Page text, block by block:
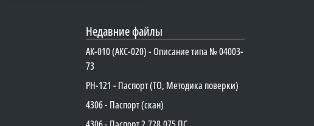
Недавние файлы
АК-010 (АКС-020) - Описание типа № 04003-
73
PH-121 - Паспорт (ТО, Методика поверки)
4306 - Паспорт (скан)